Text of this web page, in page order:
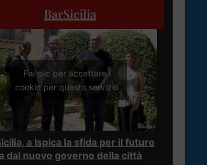
BarSicilia
Fai clic per accettare i
cookie per questo servizio
a Ispica la sfida per il futuro
dal nuovo governo della città